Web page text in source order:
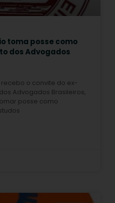
toma posse como
dos Advogados
o convite do ex-
Advogados Brasileiros,
posse como